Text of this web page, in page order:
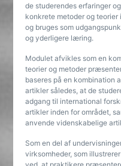
de studerendes erfaringer
konkrete metoder og
og bruges som
og yderligere læring.
Modulet afvikles som en
teorier og metoder
baseres på en kombination
artikler således, at de
adgang til international
artikler inden for området,
anvende videnskabelige
Som en del af
virksomheder, som